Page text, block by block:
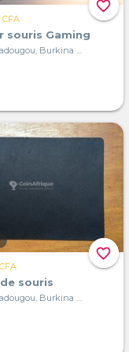
favorite_border
CFA
souris Gaming
Ouagadougou, Burkina Faso
favorite_border
CFA
souris
Ouagadougou, Burkina Faso